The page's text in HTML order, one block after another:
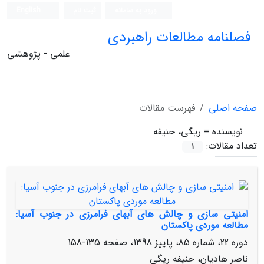
فصلنامه مطالعات راهبردی
علمی - پژوهشی
صفحه اصلی
فهرست مقالات
نویسنده = ریگی، حنیفه
تعداد مقالات:
1
امنیتی سازی و چالش‏ های آب‏های فرامرزی در جنوب آسیا:
مطالعه موردی پاکستان
دوره 22، شماره 85، پاییز 1398، صفحه
135-158
ناصر هادیان، حنیفه ریگی